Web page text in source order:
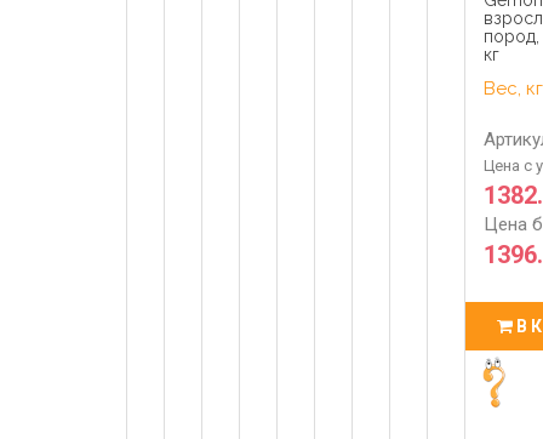
пород,
кг
Вес,
Цена с
Цена
В